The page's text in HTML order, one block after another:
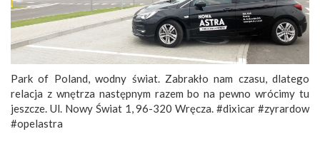
Park of Poland, wodny świat. Zabrakło nam czasu, dlatego
relacja z wnętrza następnym razem bo na pewno wrócimy tu
jeszcze. Ul. Nowy Świat 1, 96-320 Wręcza. #dixicar #zyrardow
#opelastra